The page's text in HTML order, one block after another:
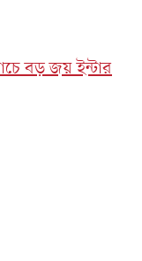
বড় জয় ইন্টার